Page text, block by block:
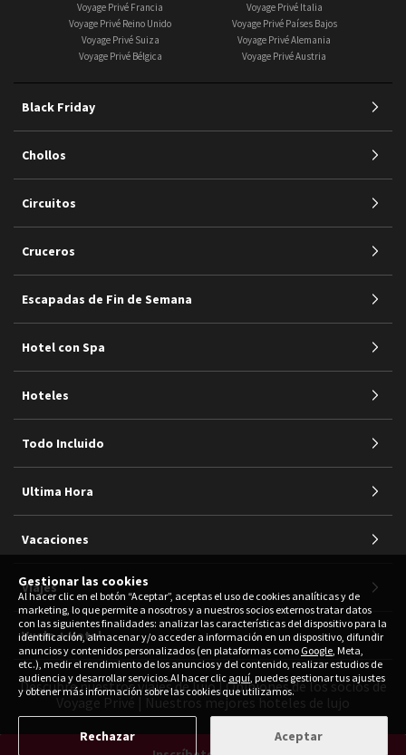
Gestionar las cookies
Al hacer clic en el botón “Aceptar”, aceptas el uso de cookies analíticas y de
marketing, lo que permite a nosotros y a nuestros socios externos tratar datos
con las siguientes finalidades: analizar las características del dispositivo para la
identificación, almacenar y/o acceder a información en un dispositivo, difundir
anuncios y contenidos personalizados (en plataformas como Google, Meta,
etc.), medir el rendimiento de los anuncios y del contenido, realizar estudios de
audiencia y desarrollar servicios.Al hacer clic aquí, puedes gestionar tus ajustes
y obtener más información sobre las cookies que utilizamos.
Aceptar
Rechazar
Voyage Privé Francia
Voyage Privé Italia
Voyage Privé Reino Unido
Voyage Privé Países Bajos
Voyage Privé Suiza
Voyage Privé Alemania
Voyage Privé Bélgica
Voyage Privé Austria
Black Friday
Chollos
Circuitos
Cruceros
Escapadas de Fin de Semana
Hotel con Spa
Hoteles
Todo Incluido
Ultima Hora
Vacaciones
Viajes
Vuelo + Hotel
Descubre nuestros viajes de lujo|Opiniones de los socios de
Voyage Privé | Nuestros mejores hoteles de lujo